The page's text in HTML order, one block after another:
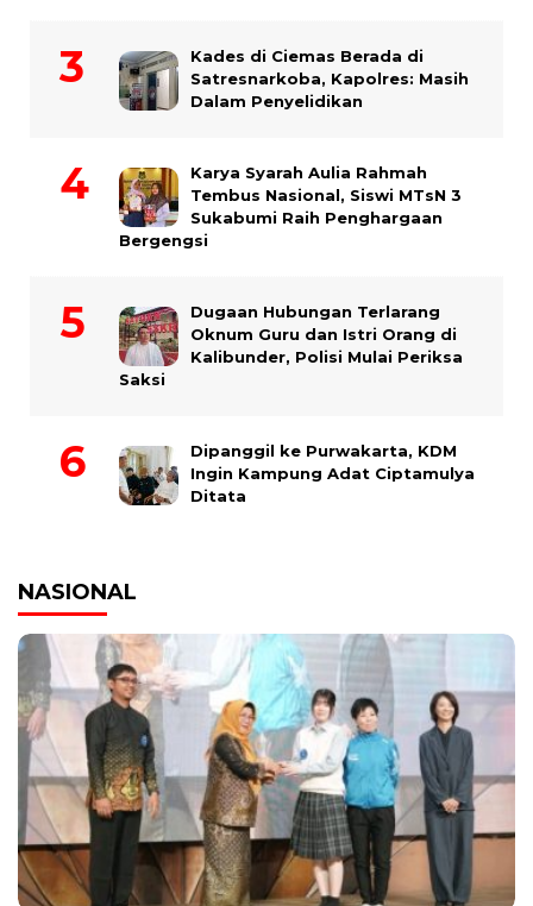
Kades di Ciemas Berada di
Satresnarkoba, Kapolres: Masih
Dalam Penyelidikan
Karya Syarah Aulia Rahmah
Tembus Nasional, Siswi MTsN 3
Sukabumi Raih Penghargaan
Bergengsi
Dugaan Hubungan Terlarang
Oknum Guru dan Istri Orang di
Kalibunder, Polisi Mulai Periksa
Saksi
Dipanggil ke Purwakarta, KDM
Ingin Kampung Adat Ciptamulya
Ditata
NASIONAL